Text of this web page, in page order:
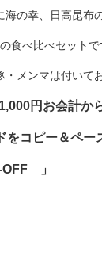
の幸、日高昆布
食べ比べセットで
メンマは付いて
1,000円 お会計か
コピー＆ペー
OFF 」